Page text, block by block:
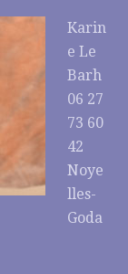
Karin
e Le
Barh
06 27
73 60
42
Noye
lles-
Goda